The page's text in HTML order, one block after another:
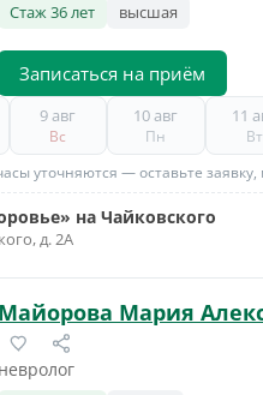
Стаж 36 лет высшая
Записаться на приём
9 авг
Вс
10 авг
Пн
11
Вт
уточняются — оставьте
на Чайковского
д. 2А
Майорова Мария
невролог